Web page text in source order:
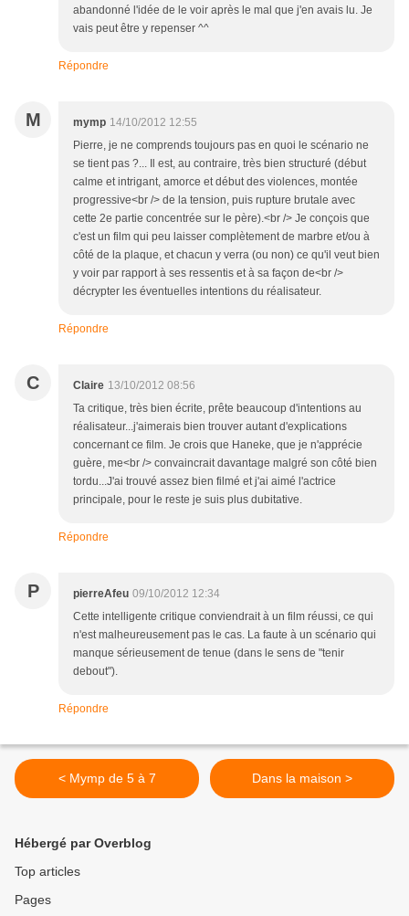
abandonné l'idée de le voir après le mal que j'en avais lu. Je
vais peut être y repenser ^^
Répondre
M mymp 14/10/2012 12:55
Pierre, je ne comprends toujours pas en quoi le scénario ne
se tient pas ?... Il est, au contraire, très bien structuré (début
calme et intrigant, amorce et début des violences, montée
progressive<br /> de la tension, puis rupture brutale avec
cette 2e partie concentrée sur le père).<br /> Je conçois que
c'est un film qui peu laisser complètement de marbre et/ou à
côté de la plaque, et chacun y verra (ou non) ce qu'il veut bien
y voir par rapport à ses ressentis et à sa façon de<br />
décrypter les éventuelles intentions du réalisateur.
Répondre
C Claire 13/10/2012 08:56
Ta critique, très bien écrite, prête beaucoup d'intentions au
réalisateur...j'aimerais bien trouver autant d'explications
concernant ce film. Je crois que Haneke, que je n'apprécie
guère, me<br /> convaincrait davantage malgré son côté bien
tordu...J'ai trouvé assez bien filmé et j'ai aimé l'actrice
principale, pour le reste je suis plus dubitative.
Répondre
P pierreAfeu 09/10/2012 12:34
Cette intelligente critique conviendrait à un film réussi, ce qui
n'est malheureusement pas le cas. La faute à un scénario qui
manque sérieusement de tenue (dans le sens de "tenir
debout").
Répondre
< Mymp de 5 à 7 Dans la maison >
Hébergé par Overblog
Top articles
Pages